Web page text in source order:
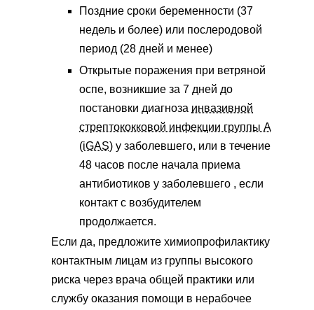
Поздние сроки беременности (37
недель и более) или послеродовой
период (28 дней и менее)
Открытые поражения при ветряной
оспе, возникшие за 7 дней до
постановки диагноза инвазивной
стрептококковой инфекции группы А
(iGAS) у заболевшего, или в течение
48 часов после начала приема
антибиотиков у заболевшего , если
контакт с возбудителем
продолжается.
Если да, предложите химиопрофилактику
контактным лицам из группы высокого
риска через врача общей практики или
службу оказания помощи в нерабочее